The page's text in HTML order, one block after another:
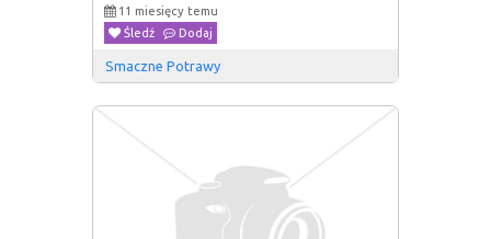
11 miesięcy temu
Śledź
Dodaj
Smaczne Potrawy